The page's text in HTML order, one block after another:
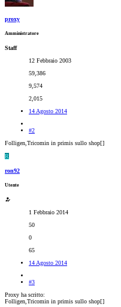
proxy
Amministratore
Staff
12 Febbraio 2003
59,386
9,574
2,015
14 Agosto 2014
#2
Folligen,Tricomin in primis sullo shop[]
R
ron92
Utente
1 Febbraio 2014
50
0
65
14 Agosto 2014
#3
Proxy ha scritto:
Folligen,Tricomin in primis sullo shop[]